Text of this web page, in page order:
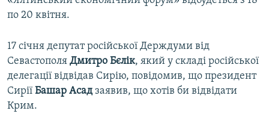
по 20 квітня.
17 січня депутат російської Держдуми від
Севастополя Дмитро Бєлік, який у складі російської
делегації відвідав Сирію, повідомив, що президент
Сирії Башар Асадзаявив, що хотів би відвідати
Крим.